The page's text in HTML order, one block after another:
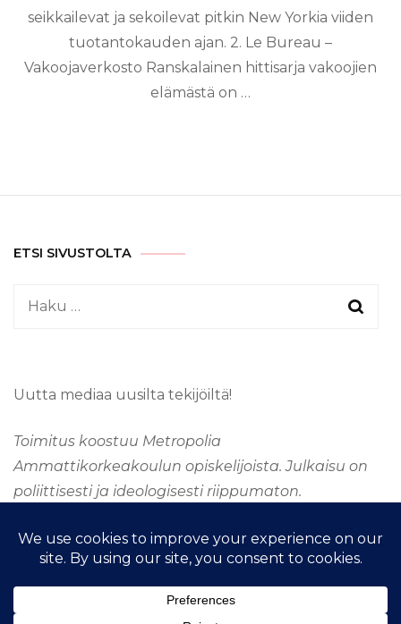
seikkailevat ja sekoilevat pitkin New Yorkia viiden
tuotantokauden ajan. 2. Le Bureau –
Vakoojaverkosto Ranskalainen hittisarja vakoojien
elämästä on …
ETSI SIVUSTOLTA
Haku:
Uutta mediaa uusilta tekijöiltä!
Toimitus koostuu Metropolia
Ammattikorkeakoulun opiskelijoista. Julkaisu on
poliittisesti ja ideologisesti riippumaton.